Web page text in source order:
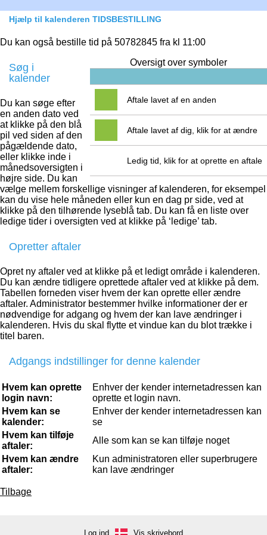
Hjælp til kalenderen TIDSBESTILLING
Du kan også bestille tid på 50782845 fra kl 11:00
Oversigt over symboler
Aftale lavet af en anden
Aftale lavet af dig, klik for at ændre
Ledig tid, klik for at oprette en aftale
Søg i
kalender
Du kan søge efter
en anden dato ved
at klikke på den blå
pil ved siden af den
pågældende dato,
eller klikke inde i
månedsoversigten i
højre side. Du kan
vælge mellem forskellige visninger af kalenderen, for eksempel
kan du vise hele måneden eller kun en dag pr side, ved at
klikke på den tilhørende lyseblå tab. Du kan få en liste over
ledige tider i oversigten ved at klikke på ‘ledige’ tab.
Opretter aftaler
Opret ny aftaler ved at klikke på et ledigt område i kalenderen.
Du kan ændre tidligere oprettede aftaler ved at klikke på dem.
Tabellen forneden viser hvem der kan oprette eller ændre
aftaler. Administrator bestemmer hvilke informationer der er
nødvendige for adgang og hvem der kan lave ændringer i
kalenderen. Hvis du skal flytte et vindue kan du blot trække i
titel baren.
Adgangs indstillinger for denne kalender
Hvem kan oprette
login navn:
Enhver der kender internetadressen kan
oprette et login navn.
Hvem kan se
kalender:
Enhver der kender internetadressen kan
se
Hvem kan tilføje
aftaler:
Alle som kan se kan tilføje noget
Hvem kan ændre
aftaler:
Kun administratoren eller superbrugere
kan lave ændringer
Tilbage
Log ind Vis skrivebord